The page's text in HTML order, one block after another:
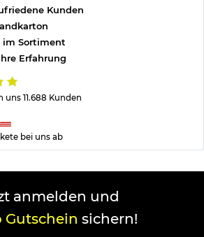
Batteriegesetz.
für die EU
uns 11.688 Kunden
Kunden
Sortiment
Erfahrung
bei uns ab
anmelden und
Gutschein sichern!